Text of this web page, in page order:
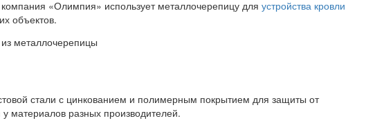
«Олимпия» использует металлочерепицу для устройства кровли
объектов.
стали с цинкованием и полимерным покрытием для защиты от
у материалов разных производителей.